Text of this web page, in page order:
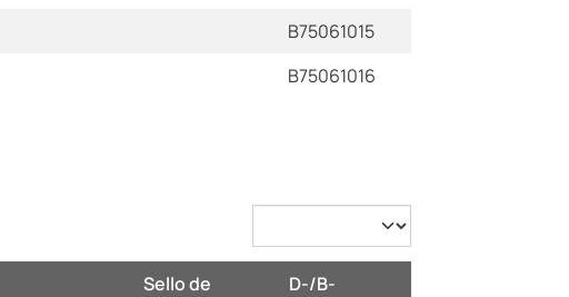
B75061015
B75061016
Sello de
D-/B-